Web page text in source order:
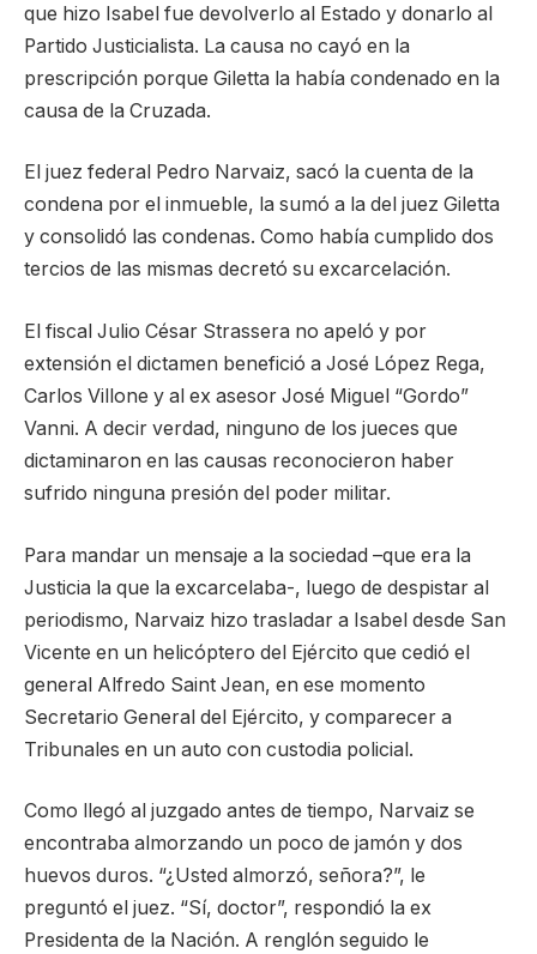
que hizo Isabel fue devolverlo al Estado y donarlo al
Partido Justicialista. La causa no cayó en la
prescripción porque Giletta la había condenado en la
causa de la Cruzada.
El juez federal Pedro Narvaiz, sacó la cuenta de la
condena por el inmueble, la sumó a la del juez Giletta
y consolidó las condenas. Como había cumplido dos
tercios de las mismas decretó su excarcelación.
El fiscal Julio César Strassera no apeló y por
extensión el dictamen benefició a José López Rega,
Carlos Villone y al ex asesor José Miguel “Gordo”
Vanni. A decir verdad, ninguno de los jueces que
dictaminaron en las causas reconocieron haber
sufrido ninguna presión del poder militar.
Para mandar un mensaje a la sociedad –que era la
Justicia la que la excarcelaba-, luego de despistar al
periodismo, Narvaiz hizo trasladar a Isabel desde San
Vicente en un helicóptero del Ejército que cedió el
general Alfredo Saint Jean, en ese momento
Secretario General del Ejército, y comparecer a
Tribunales en un auto con custodia policial.
Como llegó al juzgado antes de tiempo, Narvaiz se
encontraba almorzando un poco de jamón y dos
huevos duros. “¿Usted almorzó, señora?”, le
preguntó el juez. “Sí, doctor”, respondió la ex
Presidenta de la Nación. A renglón seguido le